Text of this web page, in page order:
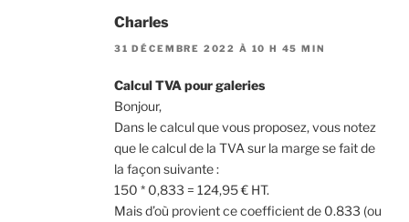
Charles
31 DÉCEMBRE 2022 À 10 H 45 MIN
Calcul TVA pour galeries
Bonjour,
Dans le calcul que vous proposez, vous notez
que le calcul de la TVA sur la marge se fait de
la façon suivante :
150 * 0,833 = 124,95 € HT.
Mais d’où provient ce coefficient de 0.833 (ou